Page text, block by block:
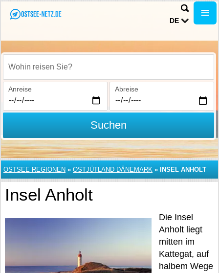
DE
Wohin reisen Sie?
Anreise Abreise
Suchen
OSTSEE-REGIONEN » OSTJÜTLAND DÄNEMARK » INSEL ANHOLT
Insel Anholt
Die Insel
Anholt liegt
mitten im
Kattegat, auf
halbem Wege